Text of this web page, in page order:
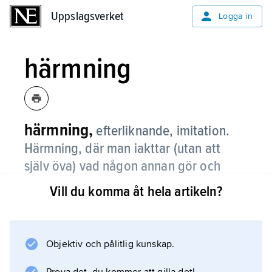
Uppslagsverket Logga in
härmning
härmning, efterliknande, imitation.
Härmning, där man iakttar (utan att
själv öva) vad någon annan gör och
sedan upprepar beteendet, förekommer
sällan i djurvärlden.
inlärningsformer där yngre djur lär av äldre,
Vill du komma åt hela artikeln?
Objektiv och pålitlig kunskap.